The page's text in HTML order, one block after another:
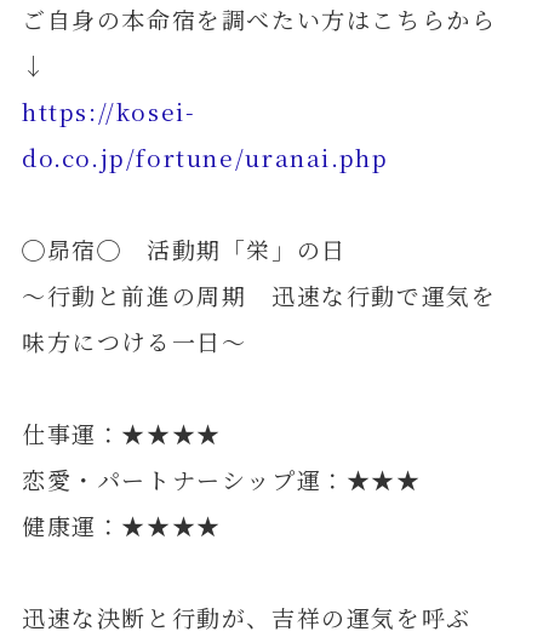
ご自身の本命宿を調べたい方はこちらから
↓
https://kosei-
do.co.jp/fortune/uranai.php
◯昴宿◯ 活動期「栄」の日
～行動と前進の周期 迅速な行動で運気を
味方につける一日～
仕事運：★★★★
恋愛・パートナーシップ運：★★★
健康運：★★★★
迅速な決断と行動が、吉祥の運気を呼ぶ